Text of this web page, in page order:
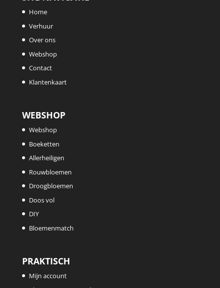
Home
Verhuur
Over ons
Webshop
Contact
Klantenkaart
WEBSHOP
Webshop
Boeketten
Allerheiligen
Rouwbloemen
Droogbloemen
Doos vol
DIY
Bloemenmatch
PRAKTISCH
Mijn account